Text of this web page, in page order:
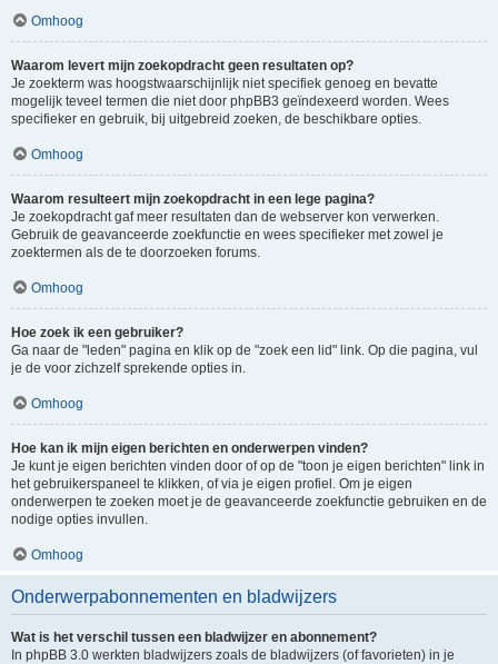
Omhoog
Waarom levert mijn zoekopdracht geen resultaten op?
Je zoekterm was hoogstwaarschijnlijk niet specifiek genoeg en bevatte
mogelijk teveel termen die niet door phpBB3 geïndexeerd worden. Wees
specifieker en gebruik, bij uitgebreid zoeken, de beschikbare opties.
Omhoog
Waarom resulteert mijn zoekopdracht in een lege pagina?
Je zoekopdracht gaf meer resultaten dan de webserver kon verwerken.
Gebruik de geavanceerde zoekfunctie en wees specifieker met zowel je
zoektermen als de te doorzoeken forums.
Omhoog
Hoe zoek ik een gebruiker?
Ga naar de "leden" pagina en klik op de "zoek een lid" link. Op die pagina, vul
je de voor zichzelf sprekende opties in.
Omhoog
Hoe kan ik mijn eigen berichten en onderwerpen vinden?
Je kunt je eigen berichten vinden door of op de "toon je eigen berichten" link in
het gebruikerspaneel te klikken, of via je eigen profiel. Om je eigen
onderwerpen te zoeken moet je de geavanceerde zoekfunctie gebruiken en de
nodige opties invullen.
Omhoog
Onderwerpabonnementen en bladwijzers
Wat is het verschil tussen een bladwijzer en abonnement?
In phpBB 3.0 werkten bladwijzers zoals de bladwijzers (of favorieten) in je